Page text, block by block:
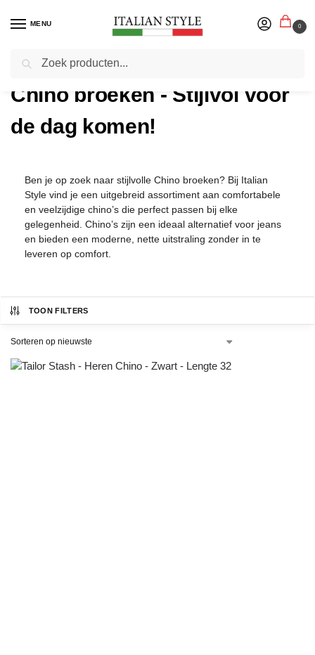
MENU 0
Home Herenmode / Broeken & Jeans
Chino broeken - Stijlvol voor
de dag komen!
Ben je op zoek naar stijlvolle Chino broeken? Bij Italian
Style vind je een uitgebreid assortiment aan comfortabele
en veelzijdige chino’s die perfect passen bij elke
gelegenheid. Chino’s zijn een ideaal alternatief voor jeans
en bieden een moderne, nette uitstraling zonder in te
leveren op comfort.
TOON FILTERS